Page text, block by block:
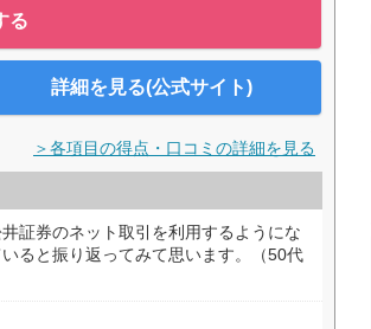
る
詳細を見る(公式サイト)
＞各項目の得点・口コミの詳細を見る
証券のネット取引を利用するようにな
ると振り返ってみて思います。（50代